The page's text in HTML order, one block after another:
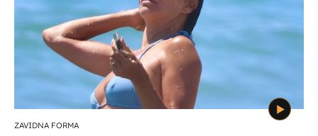
ZAVIDNA FORMA